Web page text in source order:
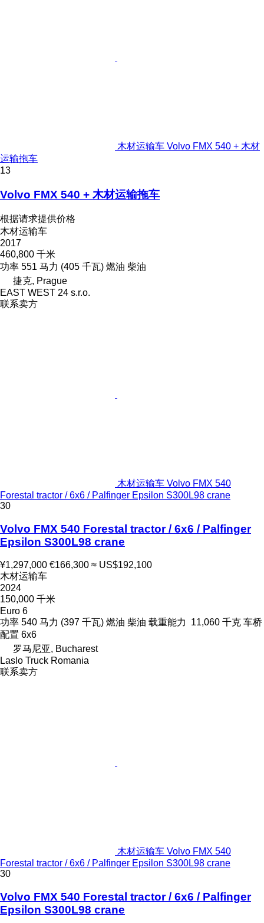
木材运输车 Volvo FMX 540 + 木材
运输拖车
13
Volvo FMX 540 + 木材运输拖车
根据请求提供价格
木材运输车
2017
460,800 千米
功率 551 马力 (405 千瓦) 燃油 柴油
捷克, Prague
EAST WEST 24 s.r.o.
联系卖方
木材运输车 Volvo FMX 540
Forestal tractor / 6x6 / Palfinger Epsilon S300L98 crane
30
Volvo FMX 540 Forestal tractor / 6x6 / Palfinger
Epsilon S300L98 crane
¥1,297,000 €166,300 ≈ US$192,100
木材运输车
2024
150,000 千米
Euro 6
功率 540 马力 (397 千瓦) 燃油 柴油 载重能力 11,060 千克 车桥
配置 6x6
罗马尼亚, Bucharest
Laslo Truck Romania
联系卖方
木材运输车 Volvo FMX 540
Forestal tractor / 6x6 / Palfinger Epsilon S300L98 crane
30
Volvo FMX 540 Forestal tractor / 6x6 / Palfinger
Epsilon S300L98 crane